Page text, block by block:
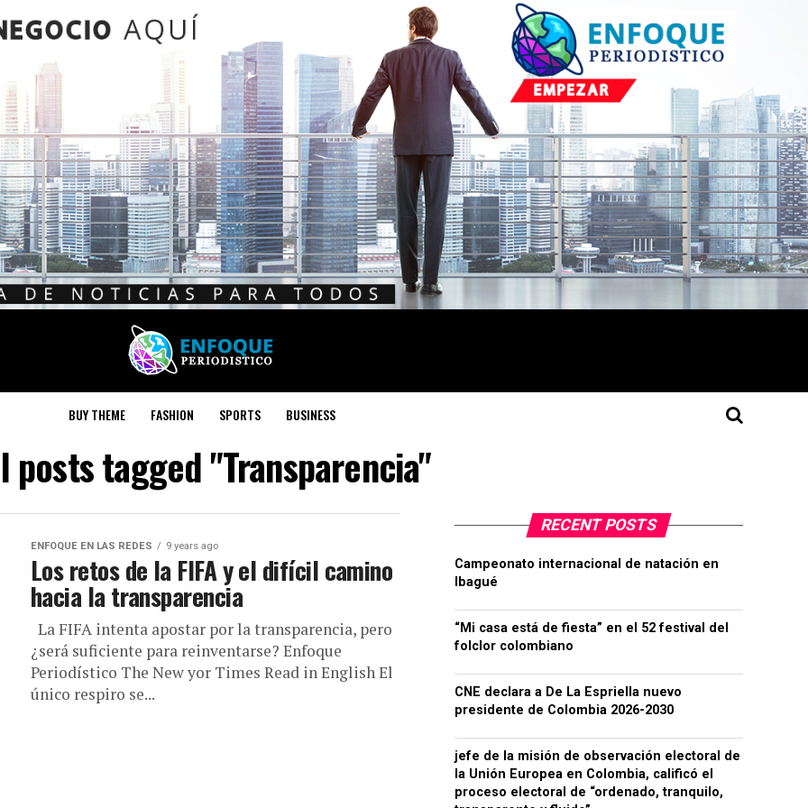
BUY THEME FASHION SPORTS BUSINESS
posts tagged "Transparencia"
ENFOQUE EN LAS REDES 9 years ago
Los retos de la FIFA y el difícil camino
hacia la transparencia
La FIFA intenta apostar por la transparencia, pero
¿será suficiente para reinventarse? Enfoque
Periodístico The New yor Times Read in English El
único respiro se...
RECENT POSTS
Campeonato internacional de natación en
Ibagué
“Mi casa está de fiesta” en el 52 festival del
folclor colombiano
CNE declara a De La Espriella nuevo
presidente de Colombia 2026-2030
jefe de la misión de observación electoral de
la Unión Europea en Colombia, calificó el
proceso electoral de “ordenado, tranquilo,